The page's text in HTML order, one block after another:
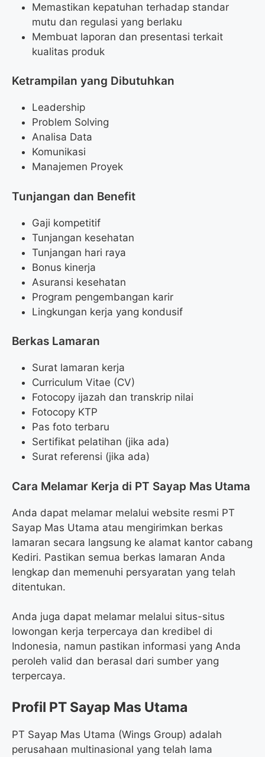
Memastikan kepatuhan terhadap standar
mutu dan regulasi yang berlaku
Membuat laporan dan presentasi terkait
kualitas produk
Ketrampilan yang Dibutuhkan
Leadership
Problem Solving
Analisa Data
Komunikasi
Manajemen Proyek
Tunjangan dan Benefit
Gaji kompetitif
Tunjangan kesehatan
Tunjangan hari raya
Bonus kinerja
Asuransi kesehatan
Program pengembangan karir
Lingkungan kerja yang kondusif
Berkas Lamaran
Surat lamaran kerja
Curriculum Vitae (CV)
Fotocopy ijazah dan transkrip nilai
Fotocopy KTP
Pas foto terbaru
Sertifikat pelatihan (jika ada)
Surat referensi (jika ada)
Cara Melamar Kerja di PT Sayap Mas Utama
Anda dapat melamar melalui website resmi PT
Sayap Mas Utama atau mengirimkan berkas
lamaran secara langsung ke alamat kantor cabang
Kediri. Pastikan semua berkas lamaran Anda
lengkap dan memenuhi persyaratan yang telah
ditentukan.
Anda juga dapat melamar melalui situs-situs
lowongan kerja terpercaya dan kredibel di
Indonesia, namun pastikan informasi yang Anda
peroleh valid dan berasal dari sumber yang
terpercaya.
Profil PT Sayap Mas Utama
PT Sayap Mas Utama (Wings Group) adalah
perusahaan multinasional yang telah lama